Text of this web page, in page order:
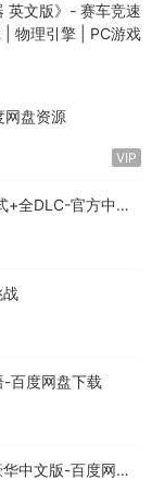
英文版》- 赛车竞速
| 物理引擎 | PC游戏
网盘资源
VIP
全DLC-官方中文-
战
百度网盘下载
中文版-百度网盘